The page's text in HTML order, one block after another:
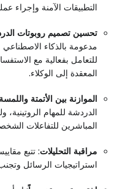
التطبيقات الآمنة وإجراء
تحسين تصميم روبوتات
مدعومة بالذكاء الاصطناعي
للتعامل بفعالية مع
المعقدة إلى الوكلاء.
الموازنة بين الأتمتة
الدردشة للمهام
المباشرين للتفاعلات
مراقبة التحليلات: تتبع
استراتيجيات الرسائل